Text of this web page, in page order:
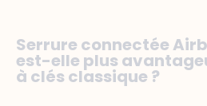
Serrure connectée
est-elle plus
à clés classique ?